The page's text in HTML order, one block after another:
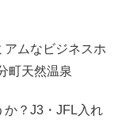
ムなビジネスホ
町天然温泉
か？J3・JFL入れ